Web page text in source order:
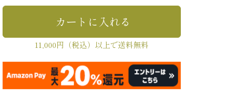
11,000円（税込）以上で送料無料